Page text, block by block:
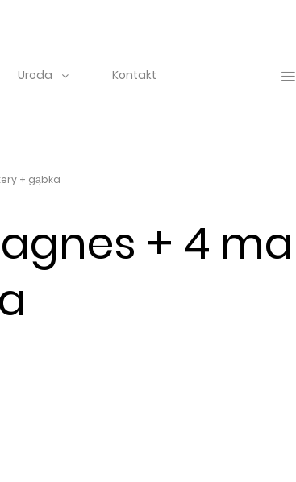
Uroda Kontakt
+ gąbka
+ 4